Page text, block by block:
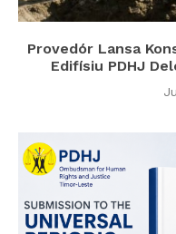
Provedór Lansa
Edifísiu PDHJ